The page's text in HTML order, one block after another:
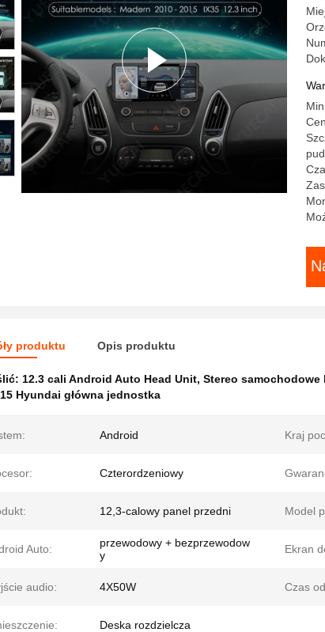
produktu Opis produktu
12.3 cali Android Auto Head Unit, Stereo samochodowe
Hyundai główna jednostka
Android Kraj
Czterordzeniowy
12,3-calowy panel przedni Model
Auto:
przewodowy + bezprzewodow
y
Ekran
audio: 4X50W Czas
Deska rozdzielcza